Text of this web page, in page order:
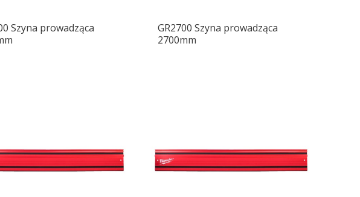
Szyna prowadząca
GR2700 Szyna prowadząca
2700mm